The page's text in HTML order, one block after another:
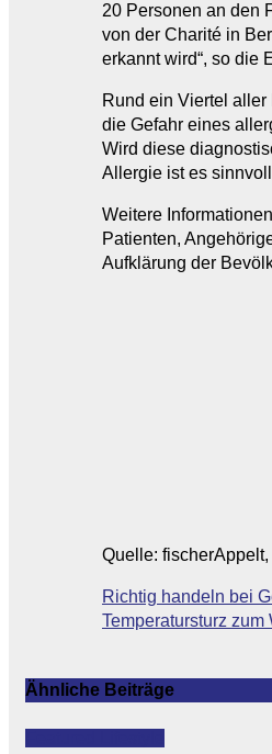
20 Personen an den
von der Charité in
erkannt wird“, so die
Rund ein Viertel
die Gefahr eines
Wird diese
Allergie ist es
Weitere
Patienten,
Aufklärung der
Quelle:
Richtig handeln bei
Temperatursturz zum
Ähnliche Beiträge